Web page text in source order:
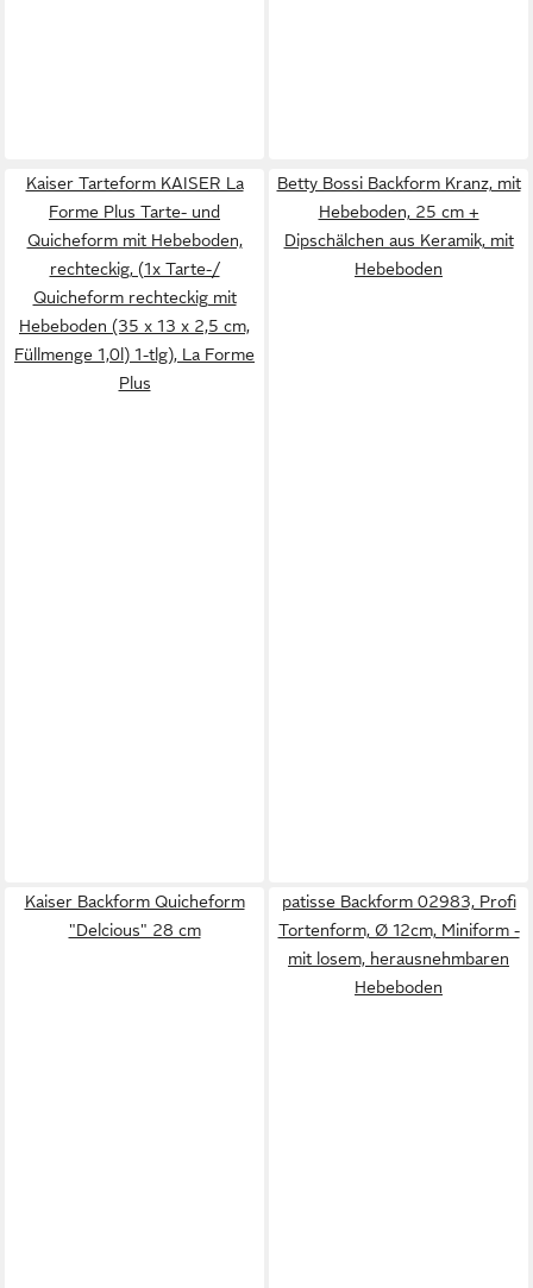
Kaiser Tarteform KAISER La
Forme Plus Tarte- und
Quicheform mit Hebeboden,
rechteckig, (1x Tarte-/
Quicheform rechteckig mit
Hebeboden (35 x 13 x 2,5 cm,
Füllmenge 1,0l) 1-tlg), La Forme
Plus
Betty Bossi Backform Kranz, mit
Hebeboden, 25 cm +
Dipschälchen aus Keramik, mit
Hebeboden
Kaiser Backform Quicheform
"Delcious" 28 cm
patisse Backform 02983, Profi
Tortenform, Ø 12cm, Miniform -
mit losem, herausnehmbaren
Hebeboden